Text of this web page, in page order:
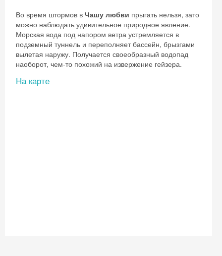
Во время штормов в Чашу любви прыгать нельзя, зато
можно наблюдать удивительное природное явление.
Морская вода под напором ветра устремляется в
подземный туннель и переполняет бассейн, брызгами
вылетая наружу. Получается своеобразный водопад
наоборот, чем-то похожий на извержение гейзера.
На карте
Получить промокод